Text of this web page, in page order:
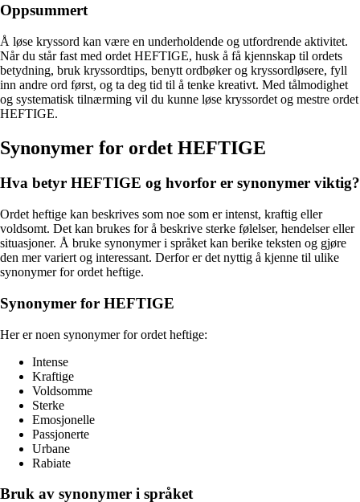
Oppsummert
Å løse kryssord kan være en underholdende og utfordrende aktivitet.
Når du står fast med ordet HEFTIGE, husk å få kjennskap til ordets
betydning, bruk kryssordtips, benytt ordbøker og kryssordløsere, fyll
inn andre ord først, og ta deg tid til å tenke kreativt. Med tålmodighet
og systematisk tilnærming vil du kunne løse kryssordet og mestre ordet
HEFTIGE.
Synonymer for ordet HEFTIGE
Hva betyr HEFTIGE og hvorfor er synonymer viktig?
Ordet heftige kan beskrives som noe som er intenst, kraftig eller
voldsomt. Det kan brukes for å beskrive sterke følelser, hendelser eller
situasjoner. Å bruke synonymer i språket kan berike teksten og gjøre
den mer variert og interessant. Derfor er det nyttig å kjenne til ulike
synonymer for ordet heftige.
Synonymer for HEFTIGE
Her er noen synonymer for ordet heftige:
Intense
Kraftige
Voldsomme
Sterke
Emosjonelle
Passjonerte
Urbane
Rabiate
Bruk av synonymer i språket